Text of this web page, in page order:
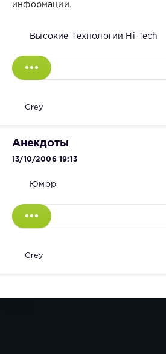
информации.
Высокие Технологии Hi-Tech
Grey
Анекдоты
13/10/2006 19:13
Юмор
Grey